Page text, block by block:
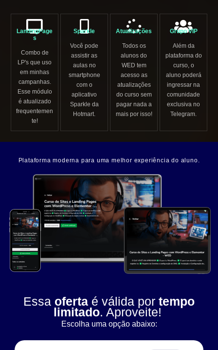
LandingPage
s
Combo de
LP's que uso
em minhas
campanhas.
Esse módulo
é atualizado
frequentemen
te!
Sparkle
Você pode
assistir as
aulas no
smartphone
com o
aplicativo
Sparkle da
Hotmart.
Atualizações
Todos os
alunos do
WED tem
acesso as
atualizações
do curso sem
pagar nada a
mais por isso!
Grupo VIP
Além da
plataforma do
curso, o
aluno poderá
ingressar na
comunidade
exclusiva no
Telegram.
Plataforma moderna para uma melhor experiência do aluno.
Essa oferta é válida por tempo
limitado. Aproveite!
Escolha uma opção abaixo: